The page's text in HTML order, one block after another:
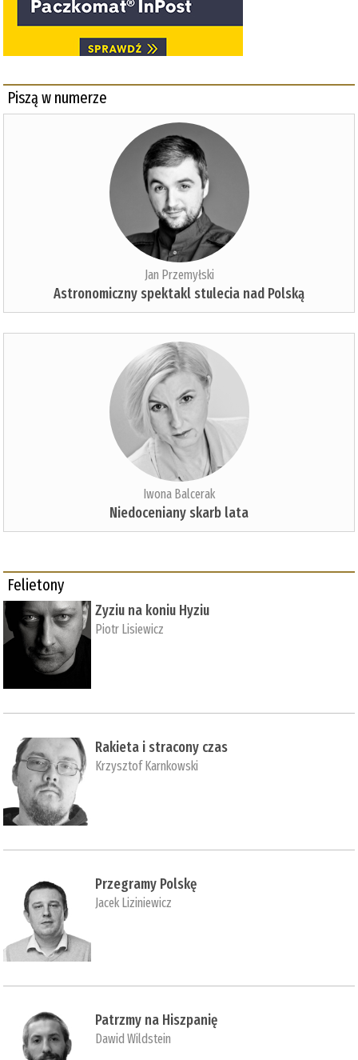
Piszą w numerze
Jan Przemyłski
Astronomiczny spektakl stulecia nad Polską
Iwona Balcerak
Niedoceniany skarb lata
Felietony
Zyziu na koniu Hyziu
Piotr Lisiewicz
Rakieta i stracony czas
Krzysztof Karnkowski
Przegramy Polskę
Jacek Liziniewicz
Patrzmy na Hiszpanię
Dawid Wildstein